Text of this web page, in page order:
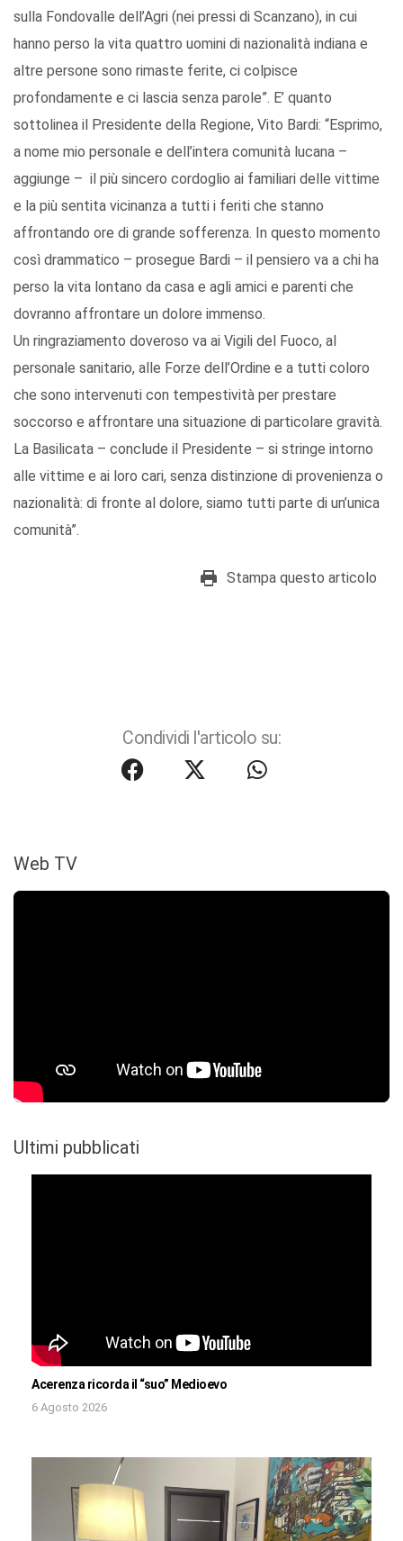
sulla Fondovalle dell’Agri (nei pressi di Scanzano), in cui
hanno perso la vita quattro uomini di nazionalità indiana e
altre persone sono rimaste ferite, ci colpisce
profondamente e ci lascia senza parole”. E’ quanto
sottolinea il Presidente della Regione, Vito Bardi: “Esprimo,
a nome mio personale e dell’intera comunità lucana –
aggiunge – il più sincero cordoglio ai familiari delle vittime
e la più sentita vicinanza a tutti i feriti che stanno
affrontando ore di grande sofferenza. In questo momento
così drammatico – prosegue Bardi – il pensiero va a chi ha
perso la vita lontano da casa e agli amici e parenti che
dovranno affrontare un dolore immenso.
Un ringraziamento doveroso va ai Vigili del Fuoco, al
personale sanitario, alle Forze dell’Ordine e a tutti coloro
che sono intervenuti con tempestività per prestare
soccorso e affrontare una situazione di particolare gravità.
La Basilicata – conclude il Presidente – si stringe intorno
alle vittime e ai loro cari, senza distinzione di provenienza o
nazionalità: di fronte al dolore, siamo tutti parte di un’unica
comunità”.
Stampa questo articolo
Condividi l'articolo su:
Web TV
Ultimi pubblicati
Acerenza ricorda il “suo” Medioevo
6 Agosto 2026